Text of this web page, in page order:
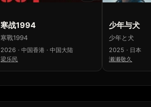
寒战1994
寒戰1994
2026 · 中国香港 · 中国大陆
梁乐民
少年与犬
少年と犬
2025 · 日本
濑濑敬久